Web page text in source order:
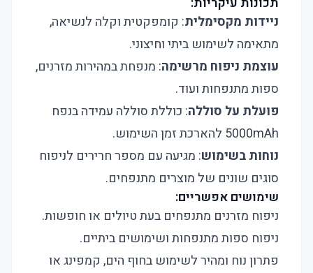
ניידות מקסימלית: קומפקטית וקלה לנשיאה,
מתאימה לשימוש ביתי וחיצוני.
עוצמת ניפוח מרשימה: מנפחת במהירות מזרנים,
ספות מתנפחות ועוד.
פועלת על סוללה: כוללת סוללה עמידה בנפח
5000mAh להארכת זמן השימוש.
נוחות בשימוש: מגיעה עם מספר חרירים לניפוח
סוגים שונים של מוצרים מתנפחים.
שימושים אפשריים:
ניפוח מזרנים מתנפחים בעת טיולים או חופשות.
ניפוח ספות מתנפחות ושימושים ביתיים.
פתרון נוח ומהיר לשימוש בחוף הים, קמפינג או